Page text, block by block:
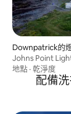
Downpatrick的
Johns Point
地點 · 乾淨度
配備